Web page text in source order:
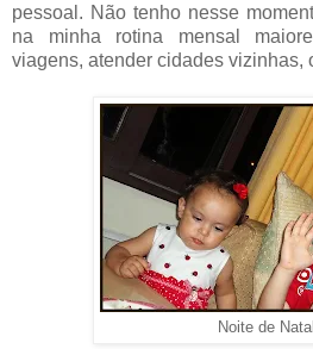
pessoal. Não tenho nesse
na minha rotina mensal
viagens, atender cidades vizinhas,
Noite de Natal